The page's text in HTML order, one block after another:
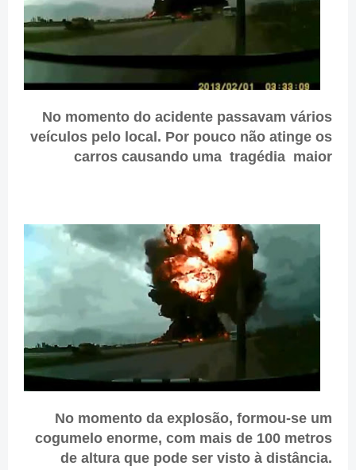
No momento do acidente passavam vários
veículos pelo local. Por pouco não atinge os
carros causando uma tragédia maior
No momento da explosão, formou-se um
cogumelo enorme, com mais de 100 metros
de altura que pode ser visto à distância.